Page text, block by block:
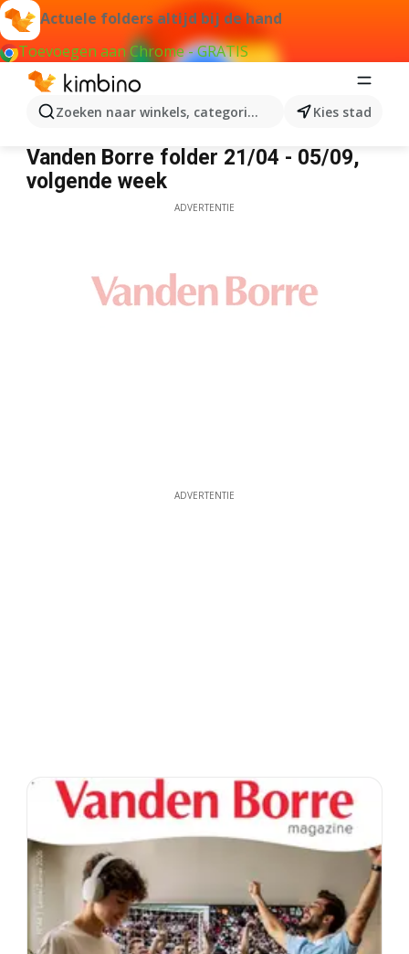
Actuele folders altijd bij de hand
Toevoegen aan Chrome - GRATIS
Zoeken naar winkels, categorieën, producten...
Kies stad
Vanden Borre
Vanden Borre folder 21/04 - 05/09,
volgende week
ADVERTENTIE
ADVERTENTIE